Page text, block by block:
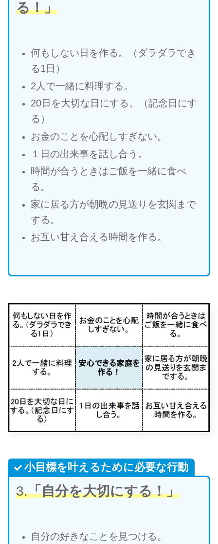
る！」
何もしない日を作る。（ダラダラでき
る1日）
2人で一緒に料理する。
20日を大切な日にする。（記念日にす
る）
お金のことを心配しすぎない。
１日の出来事を話し合う。
時間が合うときはご飯を一緒に食べ
る。
家に居る方が朝晩の見送りを玄関まで
する。
お互い甘え合える時間を作る。
小目標を叶えるために必要な行動
3.「自分を大切にする！」
自分の好きなことを見つける。